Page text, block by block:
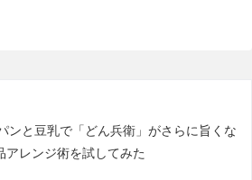
ンと豆乳で「どん兵衛」がさらに旨くな
アレンジ術を試してみた